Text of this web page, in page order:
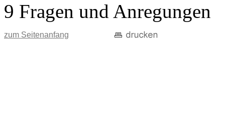
9 Fragen und Anregungen
zum Seitenanfang